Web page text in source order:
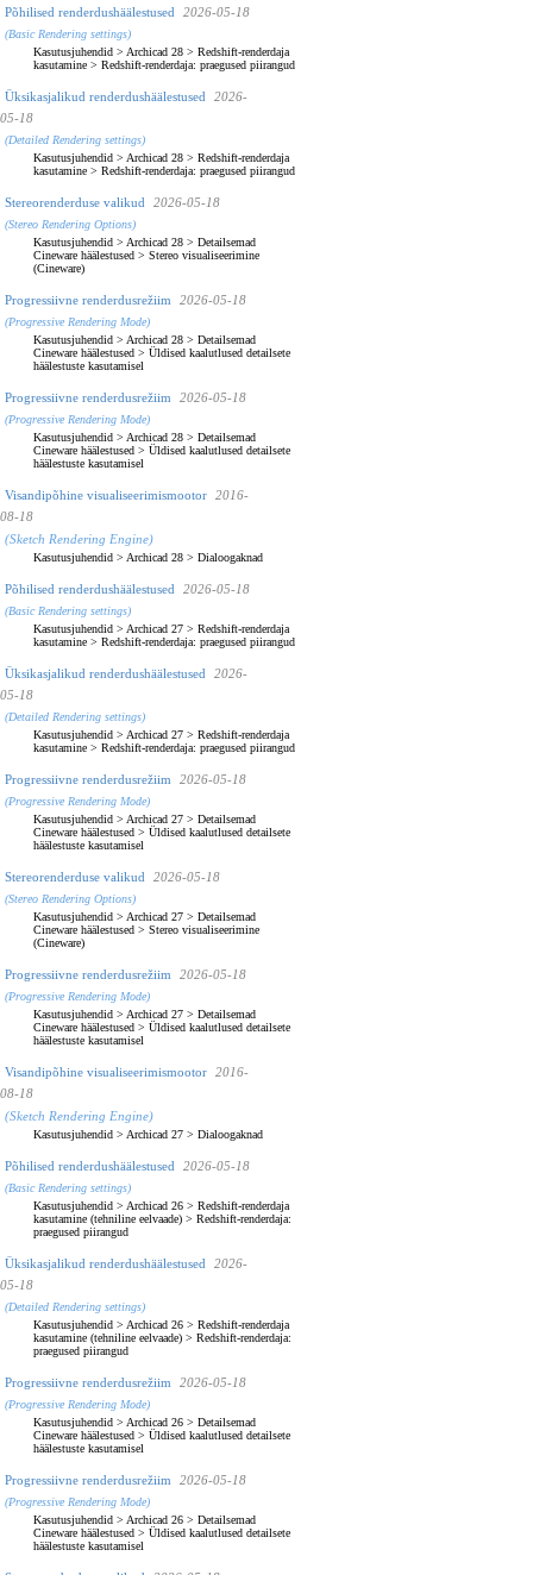
Põhilised renderdushäälestused 2026-05-18
(Basic Rendering settings)
Kasutusjuhendid > Archicad 28 > Redshift-renderdaja
kasutamine > Redshift-renderdaja: praegused piirangud
Üksikasjalikud renderdushäälestused
2026-
05-18
(Detailed Rendering settings)
Kasutusjuhendid > Archicad 28 > Redshift-renderdaja
kasutamine > Redshift-renderdaja: praegused piirangud
Stereorenderduse valikud 2026-05-18
(Stereo Rendering Options)
Kasutusjuhendid > Archicad 28 > Detailsemad
Cineware häälestused > Stereo visualiseerimine
(Cineware)
Progressiivne renderdusrežiim 2026-05-18
(Progressive Rendering Mode)
Kasutusjuhendid > Archicad 28 > Detailsemad
Cineware häälestused > Üldised kaalutlused detailsete
häälestuste kasutamisel
Progressiivne renderdusrežiim 2026-05-18
(Progressive Rendering Mode)
Kasutusjuhendid > Archicad 28 > Detailsemad
Cineware häälestused > Üldised kaalutlused detailsete
häälestuste kasutamisel
Visandipõhine visualiseerimismootor
2016-
08-18
(Sketch Rendering Engine)
Kasutusjuhendid > Archicad 28 > Dialoogaknad
Põhilised renderdushäälestused 2026-05-18
(Basic Rendering settings)
Kasutusjuhendid > Archicad 27 > Redshift-renderdaja
kasutamine > Redshift-renderdaja: praegused piirangud
Üksikasjalikud renderdushäälestused
2026-
05-18
(Detailed Rendering settings)
Kasutusjuhendid > Archicad 27 > Redshift-renderdaja
kasutamine > Redshift-renderdaja: praegused piirangud
Progressiivne renderdusrežiim 2026-05-18
(Progressive Rendering Mode)
Kasutusjuhendid > Archicad 27 > Detailsemad
Cineware häälestused > Üldised kaalutlused detailsete
häälestuste kasutamisel
Stereorenderduse valikud 2026-05-18
(Stereo Rendering Options)
Kasutusjuhendid > Archicad 27 > Detailsemad
Cineware häälestused > Stereo visualiseerimine
(Cineware)
Progressiivne renderdusrežiim 2026-05-18
(Progressive Rendering Mode)
Kasutusjuhendid > Archicad 27 > Detailsemad
Cineware häälestused > Üldised kaalutlused detailsete
häälestuste kasutamisel
Visandipõhine visualiseerimismootor
2016-
08-18
(Sketch Rendering Engine)
Kasutusjuhendid > Archicad 27 > Dialoogaknad
Põhilised renderdushäälestused 2026-05-18
(Basic Rendering settings)
Kasutusjuhendid > Archicad 26 > Redshift-renderdaja
kasutamine (tehniline eelvaade) > Redshift-renderdaja:
praegused piirangud
Üksikasjalikud renderdushäälestused
2026-
05-18
(Detailed Rendering settings)
Kasutusjuhendid > Archicad 26 > Redshift-renderdaja
kasutamine (tehniline eelvaade) > Redshift-renderdaja:
praegused piirangud
Progressiivne renderdusrežiim 2026-05-18
(Progressive Rendering Mode)
Kasutusjuhendid > Archicad 26 > Detailsemad
Cineware häälestused > Üldised kaalutlused detailsete
häälestuste kasutamisel
Progressiivne renderdusrežiim 2026-05-18
(Progressive Rendering Mode)
Kasutusjuhendid > Archicad 26 > Detailsemad
Cineware häälestused > Üldised kaalutlused detailsete
häälestuste kasutamisel